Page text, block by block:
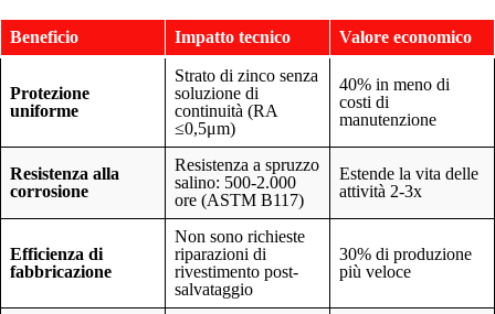
Beneficio Impatto tecnico Valore economico
Protezione
uniforme
Strato di zinco senza
soluzione di
continuità (RA
≤0,5μm)
40% in meno di
costi di
manutenzione
Resistenza alla
corrosione
Resistenza a spruzzo
salino: 500-2.000
ore (ASTM B117)
Estende la vita delle
attività 2-3x
Efficienza di
fabbricazione
Non sono richieste
riparazioni di
rivestimento post-
salvataggio
30% di produzione
più veloce